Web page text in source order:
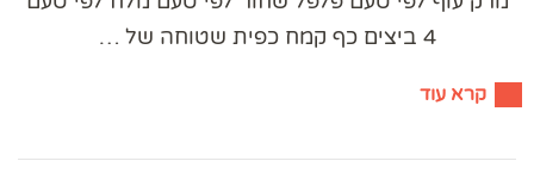
4 ביצים כף קמח כפית שטוחה של …
קרא עוד